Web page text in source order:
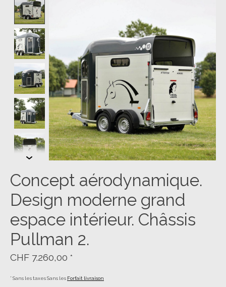
Concept aérodynamique.
Design moderne grand
espace intérieur. Châssis
Pullman 2.
CHF 7.260,00 *
* Sans les taxes Sans les Forfait livraison